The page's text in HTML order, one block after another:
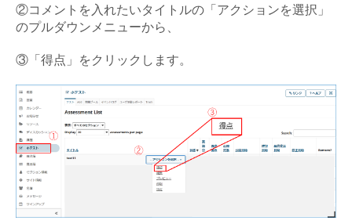
②コメントを入れたいタイトルの「アクションを選択」
のプルダウンメニューから、
③「得点」をクリックします。